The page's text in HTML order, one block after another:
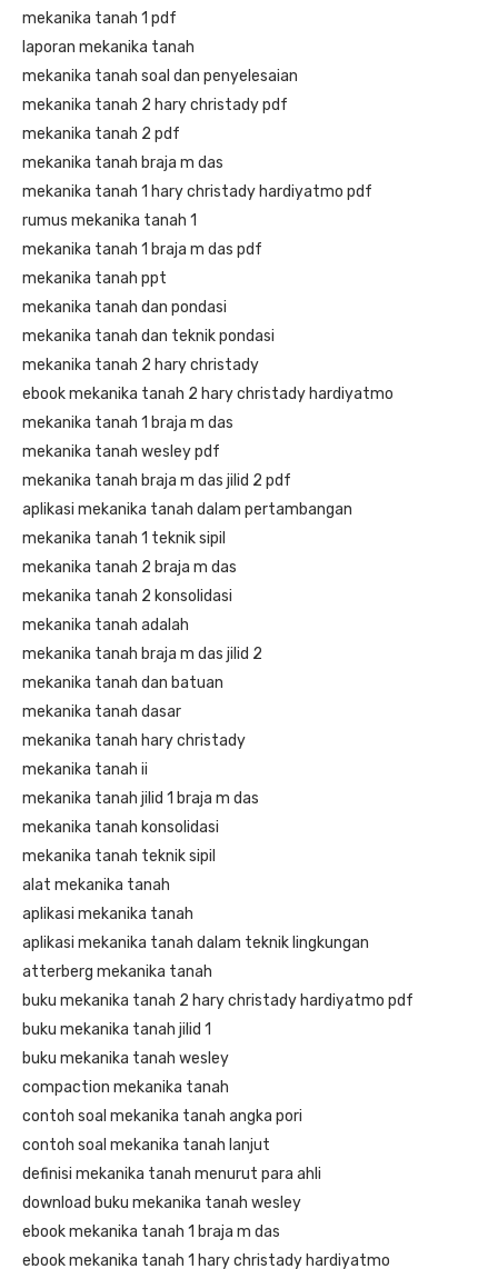
mekanika tanah 1 pdf
laporan mekanika tanah
mekanika tanah soal dan penyelesaian
mekanika tanah 2 hary christady pdf
mekanika tanah 2 pdf
mekanika tanah braja m das
mekanika tanah 1 hary christady hardiyatmo pdf
rumus mekanika tanah 1
mekanika tanah 1 braja m das pdf
mekanika tanah ppt
mekanika tanah dan pondasi
mekanika tanah dan teknik pondasi
mekanika tanah 2 hary christady
ebook mekanika tanah 2 hary christady hardiyatmo
mekanika tanah 1 braja m das
mekanika tanah wesley pdf
mekanika tanah braja m das jilid 2 pdf
aplikasi mekanika tanah dalam pertambangan
mekanika tanah 1 teknik sipil
mekanika tanah 2 braja m das
mekanika tanah 2 konsolidasi
mekanika tanah adalah
mekanika tanah braja m das jilid 2
mekanika tanah dan batuan
mekanika tanah dasar
mekanika tanah hary christady
mekanika tanah ii
mekanika tanah jilid 1 braja m das
mekanika tanah konsolidasi
mekanika tanah teknik sipil
alat mekanika tanah
aplikasi mekanika tanah
aplikasi mekanika tanah dalam teknik lingkungan
atterberg mekanika tanah
buku mekanika tanah 2 hary christady hardiyatmo pdf
buku mekanika tanah jilid 1
buku mekanika tanah wesley
compaction mekanika tanah
contoh soal mekanika tanah angka pori
contoh soal mekanika tanah lanjut
definisi mekanika tanah menurut para ahli
download buku mekanika tanah wesley
ebook mekanika tanah 1 braja m das
ebook mekanika tanah 1 hary christady hardiyatmo